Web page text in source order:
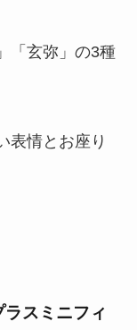
「玄弥」の3種
表情とお座り
スミニフィ